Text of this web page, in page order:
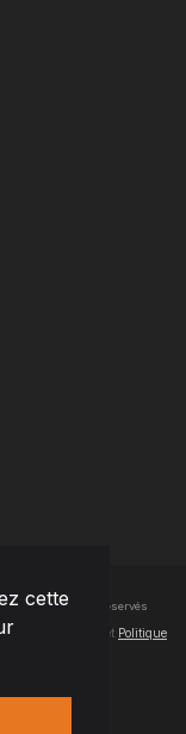
cette
les droits sont réservés
d'utilisation et Politique